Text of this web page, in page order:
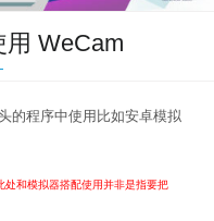
WeCam
的程序中使用比如安卓模拟
和模拟器搭配使用并非是指要把